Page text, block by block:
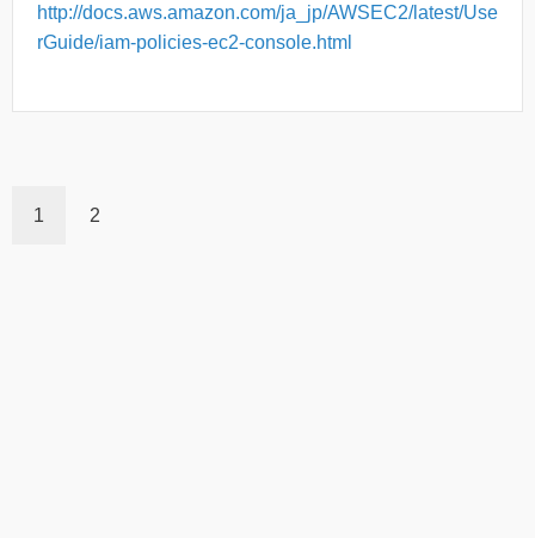
http://docs.aws.amazon.com/ja_jp/AWSEC2/latest/Use
rGuide/iam-policies-ec2-console.html
1 2